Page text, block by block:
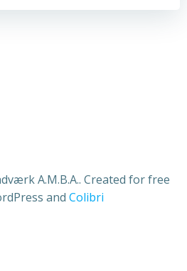
A.M.B.A.. Created for free
and Colibri